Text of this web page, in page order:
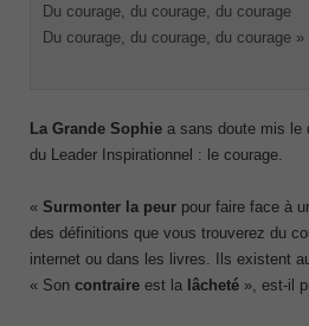
Du courage, du courage, du courage
Du courage, du courage, du courage »
La Grande Sophie a sans doute mis le
du Leader Inspirationnel : le courage.
« Surmonter la peur pour faire face à
des définitions que vous trouverez du
internet ou dans les livres. Ils existent
« Son contraire est la lâcheté », est-il